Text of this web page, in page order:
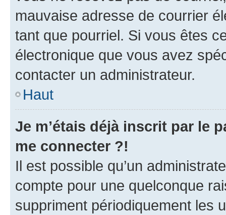
mauvaise adresse de courrier
tant que pourriel. Si vous êtes
électronique que vous avez
contacter un administrateur.
Haut
Je m’étais déjà inscrit par le
me connecter ?!
Il est possible qu’un
compte pour une quelconque
suppriment périodiquement les